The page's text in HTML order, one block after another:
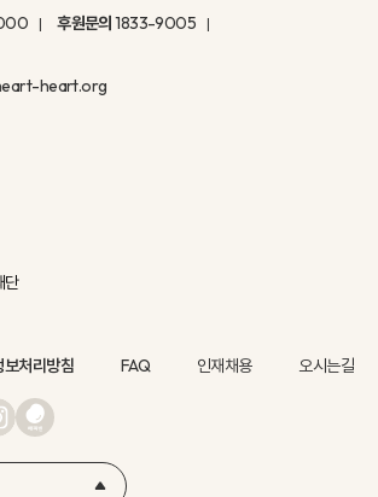
후원문의1833-9005
heart.org
단
보처리방침 FAQ 인재채용 오시는길